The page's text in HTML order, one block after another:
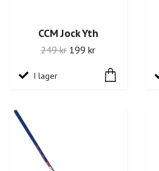
CCM Jock Yth
249 kr 199 kr
I lager